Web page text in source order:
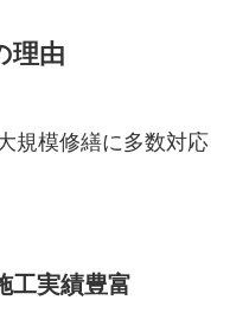
理由
規模修繕に多数対応
工実績豊富